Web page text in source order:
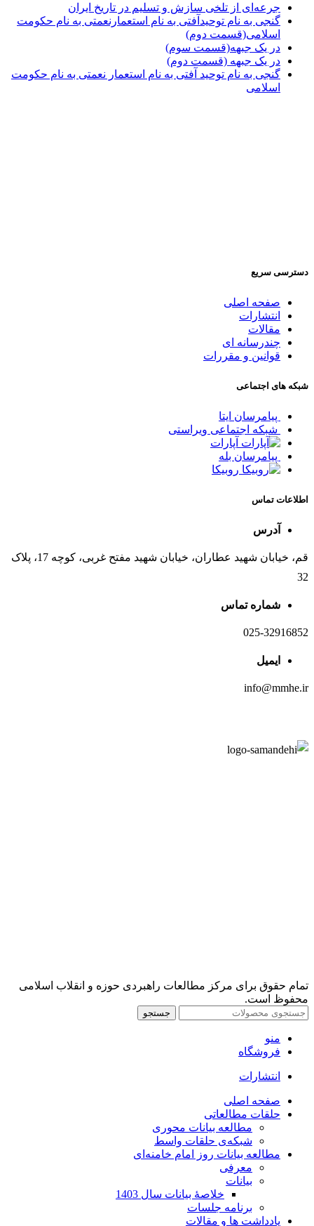
جرعه‌ای از تلخی سازش و تسلیم در تاریخ ایران
گنجی به نام توحیدآفتی به نام استعمارنعمتی به نام حکومت
اسلامی(قسمت دوم)
در یک جبهه(قسمت سوم)
در یک جبهه (قسمت دوم)
گنجی به نام توحید آفتی به نام استعمار نعمتی به نام حکومت
اسلامی
دسترسی سریع
صفحه اصلی
انتشارات
مقالات
چندرسانه ای
قوانین و مقررات
شبکه های اجتماعی
پیامرسان ایتا
شبکه اجتماعی ویراستی
آپارات
پیامرسان بله
روبیکا
اطلاعات تماس
آدرس
قم، خیابان شهید عطاران، خیابان شهید مفتح غربی، کوچه 17، پلاک
32
شماره تماس
025-32916852
ایمیل
info@mmhe.ir
تمام حقوق برای مرکز مطالعات راهبردی حوزه و انقلاب اسلامی
محفوظ است.
جستجو
منو
فروشگاه
انتشارات
صفحه اصلی
حلقات مطالعاتی
مطالعه بیانات محوری
شبکه‌ی حلقات واسط
مطالعه بیانات روز امام خامنه‌ای
معرفی
بیانات
خلاصۀ بیانات سال 1403
برنامه جلسات
یادداشت ها و مقالات